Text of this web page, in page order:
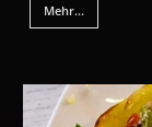
Mehr...